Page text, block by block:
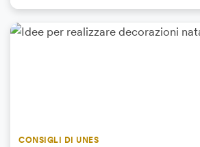
CONSIGLI DI UNES